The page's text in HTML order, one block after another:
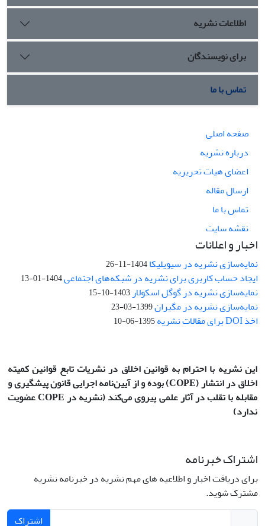
اطلاعات نشریه
برای نویسندگان
تماس با ما
صفحه اصلی
درباره نشریه
اعضای هیات تحریریه
ارسال مقاله
تماس با ما
نقشه سایت
اخبار و اعلانات
نمایه‌سازی نشریه در سیویلیکا1404-11-26
ایجاد حساب کاربری برای نشریه در شبکه‌های اجتماعی1404-01-13
نمایه‌سازی نشریه در گوگل اسکولار 1403-10-15
نمایه‌سازی نشریه در مگیران1399-03-23
اخذ DOI برای مقالات نشریه 1395-06-10
این نشریه با احترام به قوانین اخلاق در نشریات تابع قوانین کمیته
اخلاق در انتشار(COPE)بوده و از آیین‌نامه اجرایی قانون پیشگیری و
مقابله با تقلب در آثار علمی پیروی می‌کند (نشریه در COPE عضویت
ندارد)
اشتراک خبرنامه
برای دریافت اخبار و اطلاعیه های مهم نشریه در خبرنامه نشریه
مشترک شوید.
اشتراک